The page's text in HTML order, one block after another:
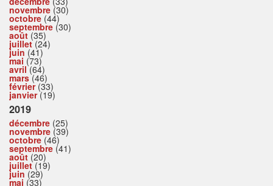
novembre (30)
octobre (44)
septembre (30)
août (35)
juillet(24)
juin (41)
mai (73)
avril(64)
mars(46)
février(33)
janvier(19)
2019
décembre (25)
novembre (39)
octobre (46)
septembre (41)
août (20)
juillet(19)
juin (29)
mai (33)